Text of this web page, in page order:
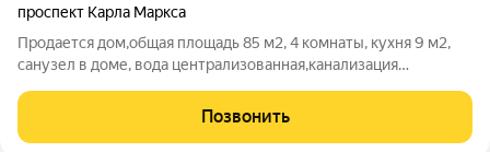
проспект Карла Маркса
Продается дом,общая площадь 85 м2, 4 комнаты, кухня 9 м2,
санузел в доме, вода централизованная,канализация
Позвонить